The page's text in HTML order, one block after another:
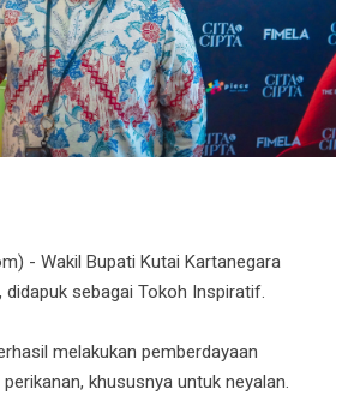
- Wakil Bupati Kutai Kartanegara
didapuk sebagai Tokoh Inspiratif.
melakukan pemberdayaan
khususnya untuk neyalan.